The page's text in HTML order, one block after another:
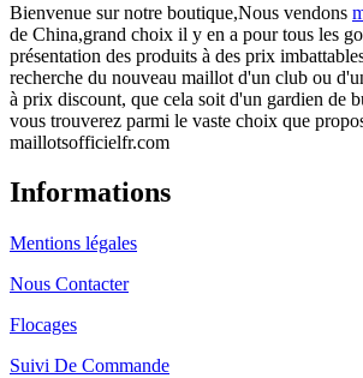
Bienvenue sur notre boutique,Nous vendons
de China,grand choix il y en a pour tous les
présentation des produits à des prix
recherche du nouveau maillot d'un club ou
à prix discount, que cela soit d'un gardien de
vous trouverez parmi le vaste choix que
maillotsofficielfr.com
Informations
Mentions légales
Nous Contacter
Flocages
Suivi De Commande